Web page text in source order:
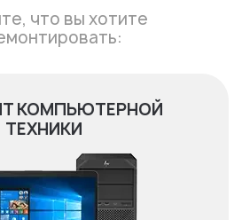
что вы хотите
КОМПЬЮТЕРНОЙ
ТЕХНИКИ